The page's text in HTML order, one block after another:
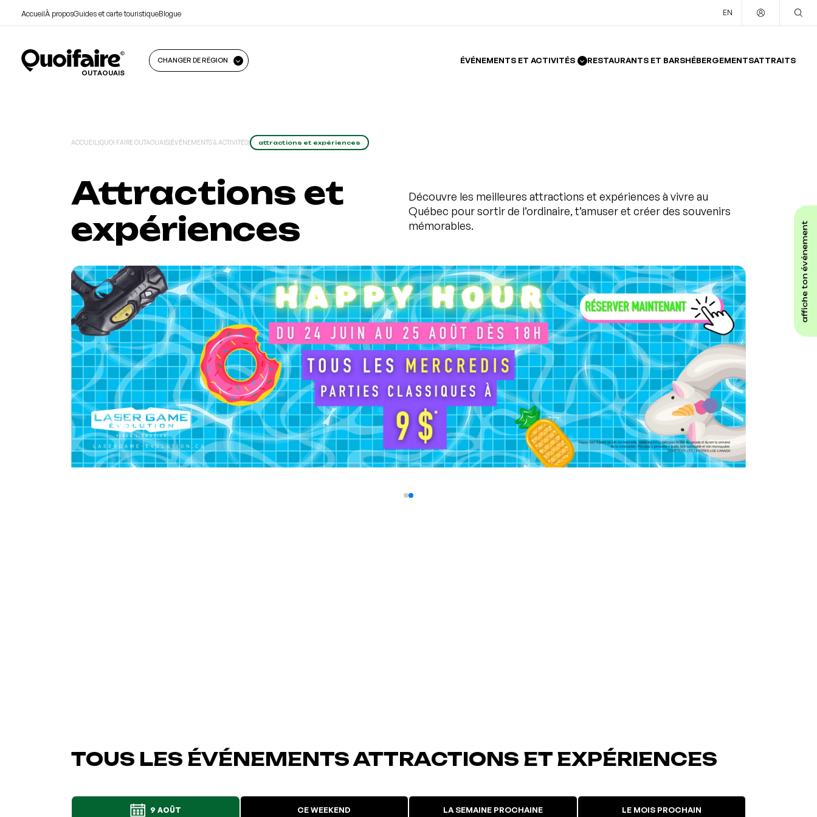
AccueilÀ proposGuides et carte touristiqueBlogue EN
OUTAOUAIS
CHANGER DE RÉGION ÉVÉNEMENTS ET ACTIVITÉS RESTAURANTS ET BARSHÉBERGEMENTSATTRAITS
affiche ton événement
ACCUEIL |QUOI FAIRE OUTAOUAIS|ÉVÉNEMENTS & ACTIVITÉS| attractions et expériences
Attractions et
expériences
Découvre les meilleures attractions et expériences à vivre au
Québec pour sortir de l’ordinaire, t’amuser et créer des souvenirs
mémorables.
TOUS LES ÉVÉNEMENTS ATTRACTIONS ET EXPÉRIENCES
9 AOÛT CE WEEKEND LA SEMAINE PROCHAINE LE MOIS PROCHAIN
L'événement a été ajouté à vos
L'événement a été ajouté à vos
L'événement a été ajouté à vos